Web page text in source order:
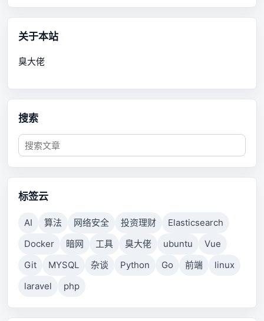
关于本站
臭大佬
搜索
标签云
AI 算法 网络安全 投资理财
Elasticsearch
Docker
暗网 工具 臭大佬 ubuntu
Vue
Git
MYSQL 杂谈 Python Go 前端
linux
laravel
php